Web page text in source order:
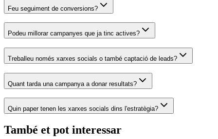
Feu seguiment de conversions?
Podeu millorar campanyes que ja tinc actives?
Treballeu només xarxes socials o també captació de leads?
Quant tarda una campanya a donar resultats?
Quin paper tenen les xarxes socials dins l'estratègia?
També et pot interessar